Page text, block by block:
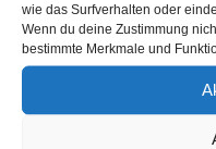
wie das Surfverhalten oder
Wenn du deine Zustimmung
bestimmte Merkmale und